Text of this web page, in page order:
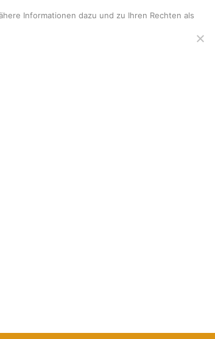
Informationen dazu und zu Ihren Rechten als